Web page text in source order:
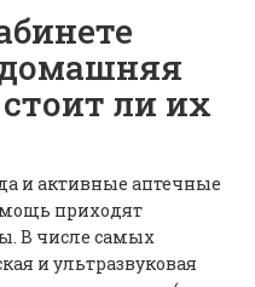
ли их
и активные аптечные
приходят
В числе самых
и ультразвуковая